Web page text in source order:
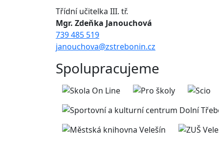
Třídní učitelka III. tř.
Mgr. Zdeňka Janouchová
739 485 519
janouchova@zstrebonin.cz
Spolupracujeme